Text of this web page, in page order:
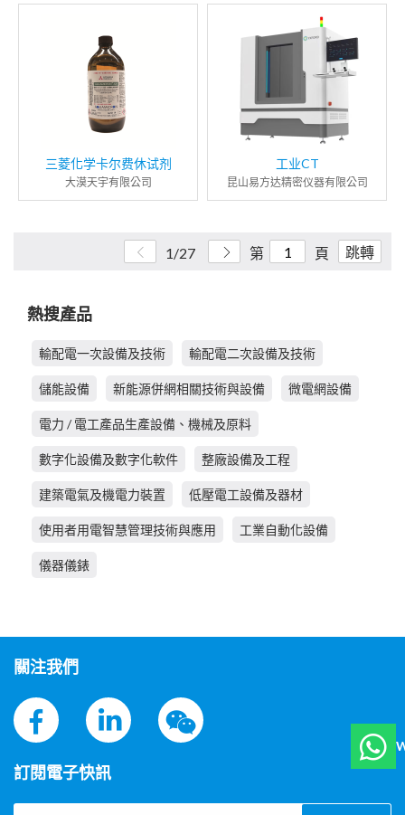
三菱化学卡尔费休试剂
大漠天宇有限公司
工业CT
昆山易方达精密仪器有限公司
1/27 第 頁 跳轉
熱搜產品
輸配電一次設備及技術 輸配電二次設備及技術
儲能設備 新能源併網相關技術與設備 微電網設備
電力 / 電工產品生產設備、機械及原料
數字化設備及數字化軟件 整廠設備及工程
建築電氣及機電力裝置 低壓電工設備及器材
使用者用電智慧管理技術與應用 工業自動化設備
儀器儀錶
關注我們
訂閱電子快訊